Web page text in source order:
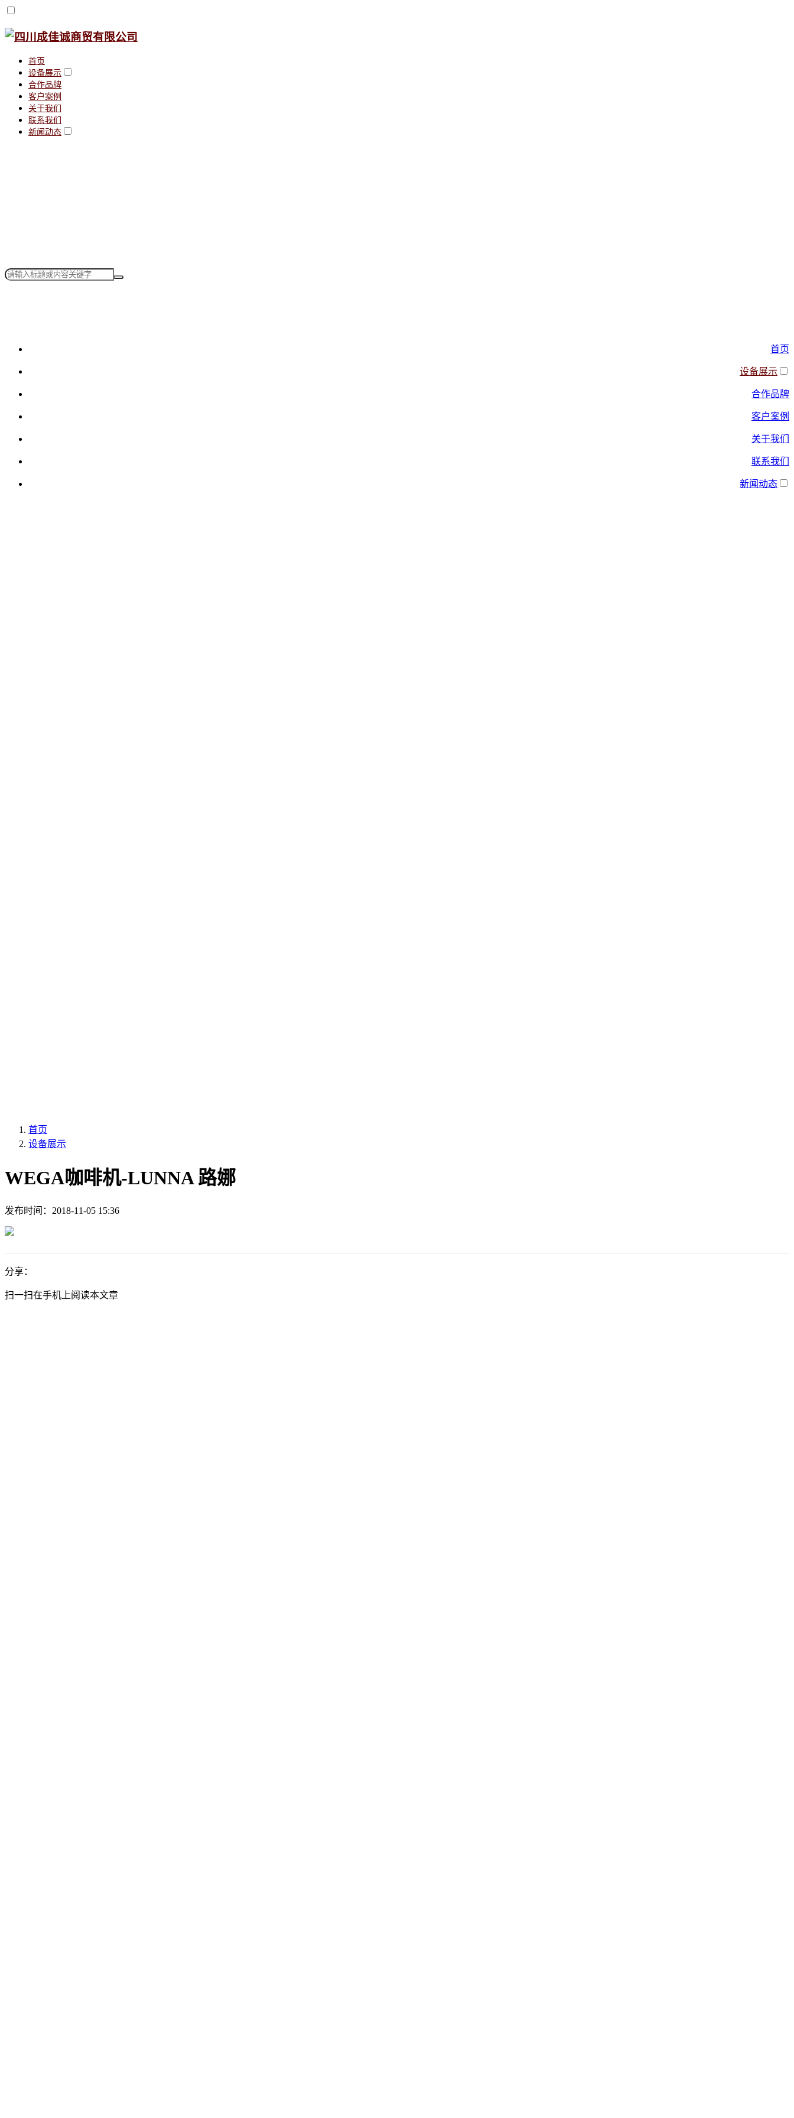
首页
设备展示
合作品牌
客户案例
关于我们
联系我们
新闻动态
首页
设备展示
合作品牌
客户案例
关于我们
联系我们
新闻动态
首页
设备展示
WEGA咖啡机-LUNNA 路娜
发布时间： 2018-11-05 15:36
分享：
扫一扫在手机上阅读本文章